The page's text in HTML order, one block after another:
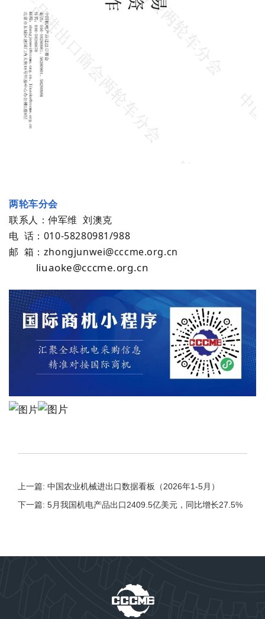
两轮车分会
联系人：仲军维 刘澳克
电 话： 010-58280981/988
邮 箱：zhongjunwei@cccme.org.cn
liuaoke@cccme.org.cn
上一篇: 中国农业机械进出口数据看板（2026年1-5月）
下一篇: 5月我国机电产品出口2409.5亿美元，同比增长27.5%